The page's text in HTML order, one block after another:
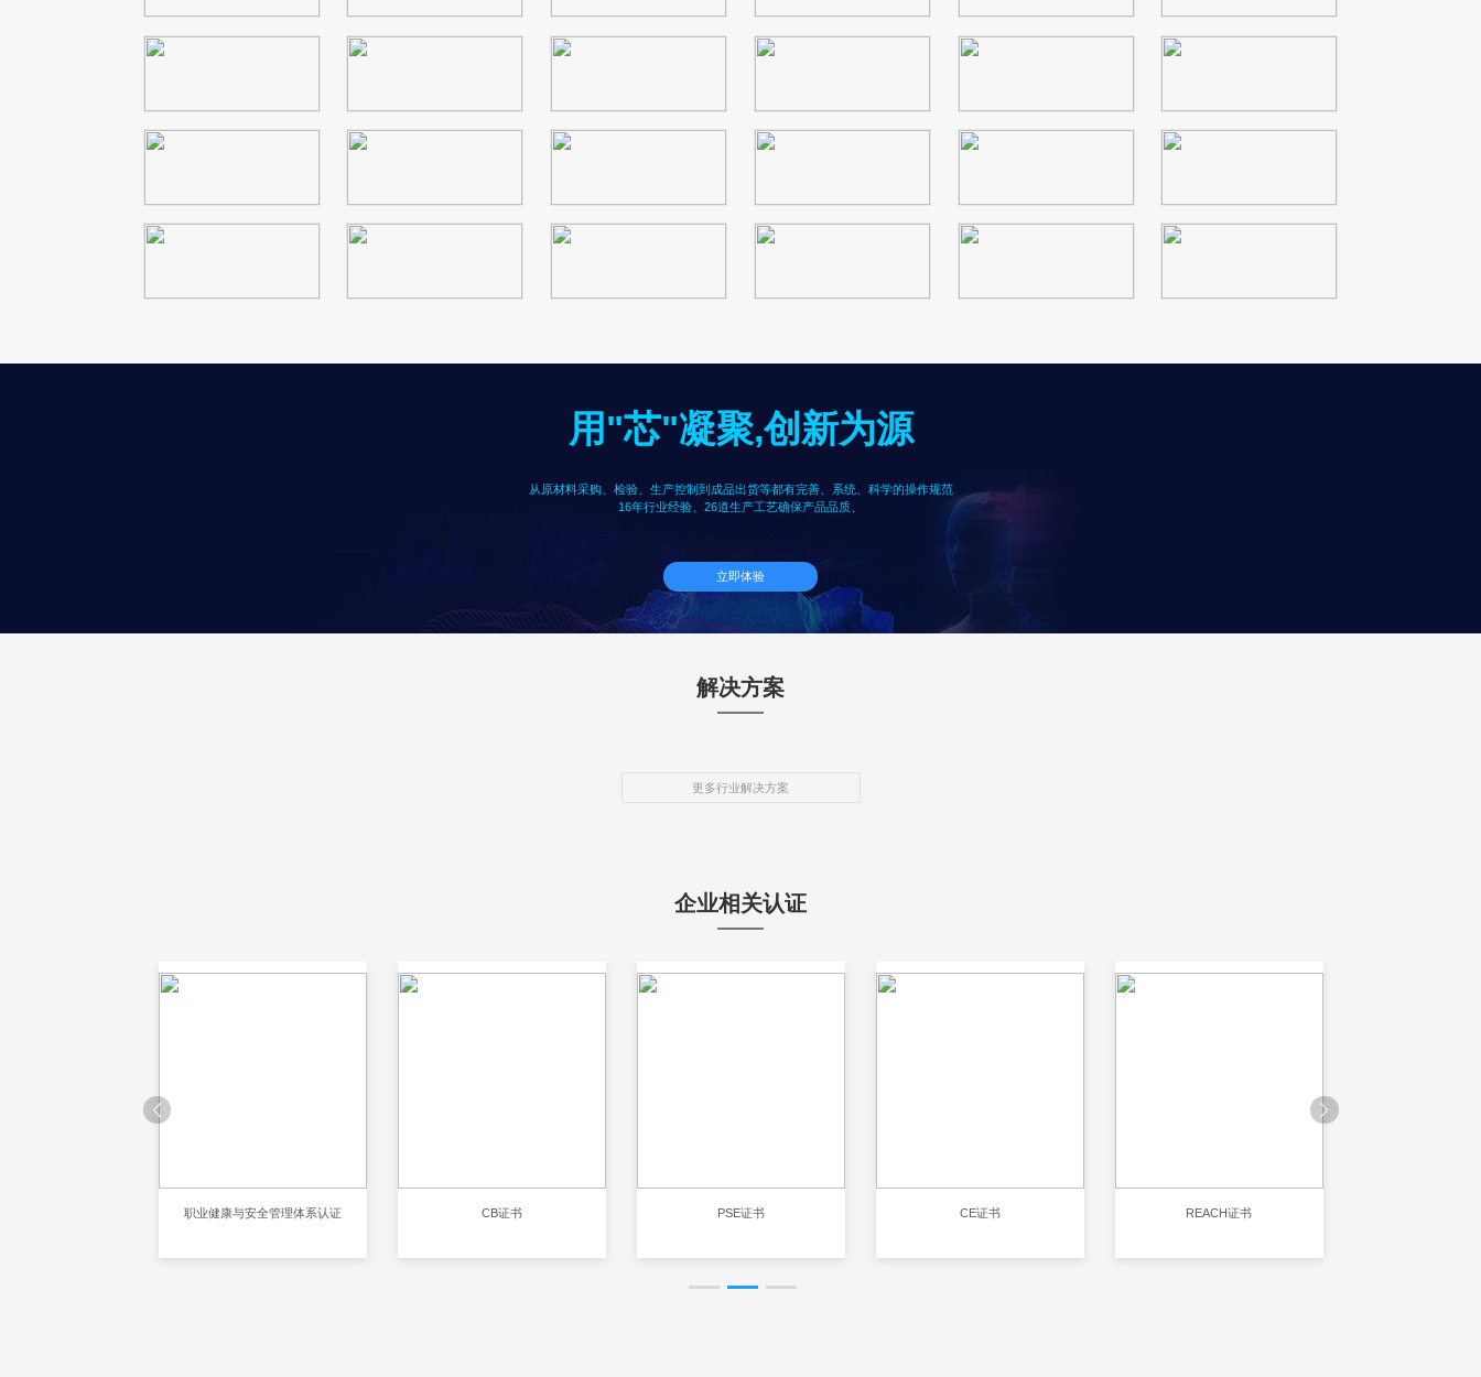
用"芯"凝聚,创新为源
从原材料采购、检验、生产控制到成品出货等都有完善、系统、科学的操作规范
16年行业经验、26道生产工艺确保产品品质、
立即体验
解决方案
更多行业解决方案
企业相关认证
职业健康与安全管理体系认证 CB证书 PSE证书 CE证书 REACH证书